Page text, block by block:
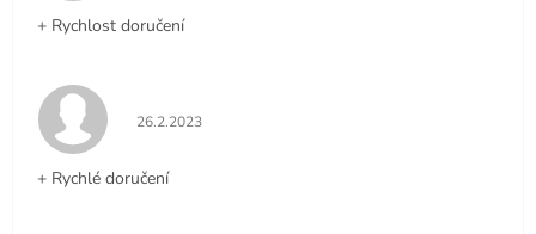
+ Rychlost doručení
Hodnocení obchodu je 5 z 5 hvězdiček.
26.2.2023
+ Rychlé doručení